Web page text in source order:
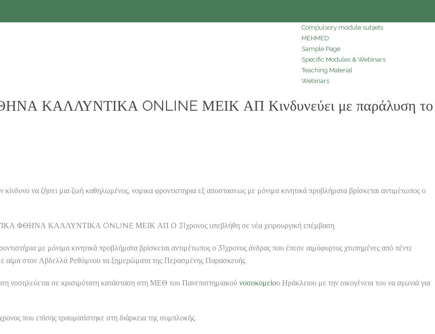
Compulsory module subjets
MEHMED
Sample Page
Specific Modules & Webinars
Teaching Material
Webinars
ΚΑΛΛΥΝΤΙΚΑ ONLINE ΜΕΙΚ ΑΠ Κινδυνεύει με παράλυση το
μια ζωή καθηλωμένος, νομικα φροντιστηρια εξ αποστασεως με μόνιμα κινητικά προβλήματα βρίσκεται αντιμέτωπος ο
ΦΘΗΝΑ ΚΑΛΛΥΝΤΙΚΑ ONLINE ΜΕΙΚ ΑΠ Ο 31χρονος υπεβλήθη σε νέα χειρουργική επέμβαση
με μόνιμα κινητικά προβλήματα βρίσκεται αντιμέτωπος ο 31χρονος άνδρας που έπεσε αιμόφυρτος χτυπημένες από πέντε
αίμα στον Αβδελλά Ρεθύμνου τα ξημερώματα της Περασμένης Παρασκευής.
νοσηλεύεται σε κρισιμότατη κατάσταση στη ΜΕΘ του Πανεπιστημιακού νοσοκομείου Ηράκλειου με την οικογένεια του να αγωνιά για
που επίσης τραυματίστηκε στη διάρκεια της συμπλοκής.